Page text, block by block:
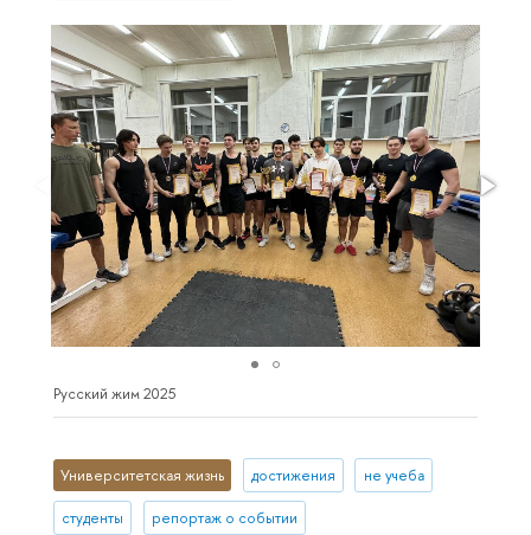
Русский жим 2025
Университетская жизнь достижения не учеба
студенты репортаж о событии